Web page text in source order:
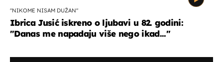
"NIKOME NISAM DUŽAN"
Ibrica Jusić iskreno o ljubavi u 82. godini:
"Danas me napadaju više nego ikad..."